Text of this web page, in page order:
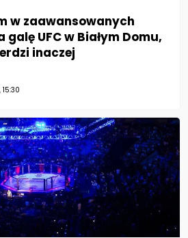
w zaawansowanych
UFC w Białym Domu,
inaczej